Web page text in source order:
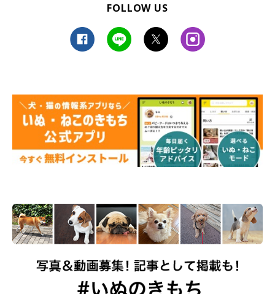
毎日たくさんの癒しを与えてくれる2頭の愛犬のおかげで、優し
い気持ちになれて、仕事などを頑張る気力が湧いてくると話す飼
い主さん。
方と知り合えたことにもとても感謝しています」と話します。
FOLLOW US